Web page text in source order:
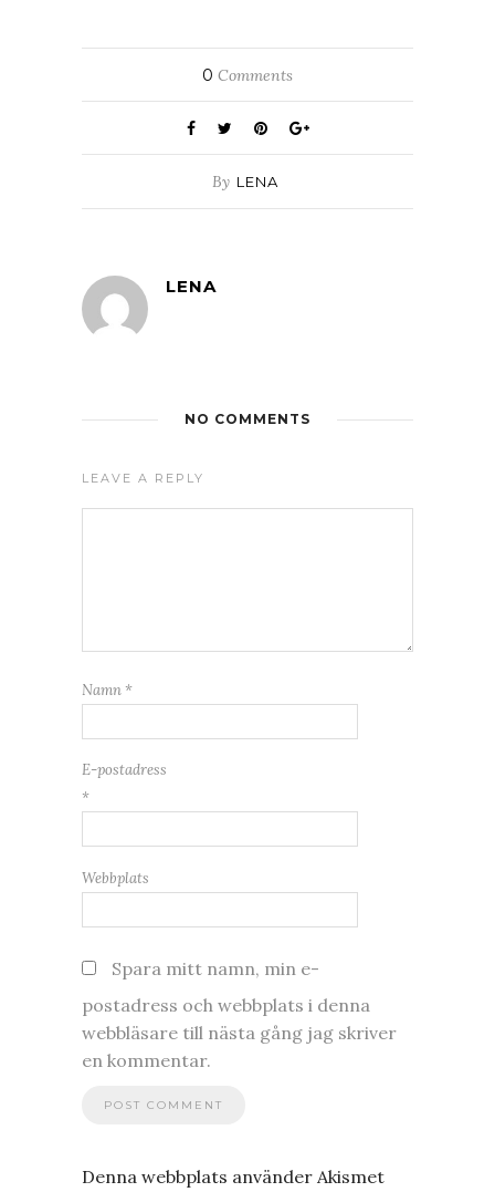
0 Comments
By LENA
LENA
NO COMMENTS
LEAVE A REPLY
Namn *
E-postadress
*
Webbplats
Spara mitt namn, min e-
postadress och webbplats i denna
webbläsare till nästa gång jag skriver
en kommentar.
Denna webbplats använder Akismet